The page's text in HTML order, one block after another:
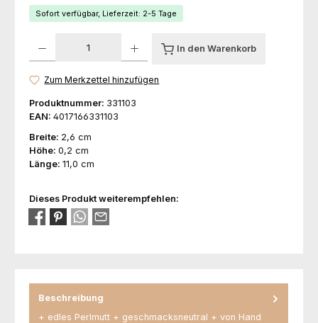
Sofort verfügbar, Lieferzeit: 2-5 Tage
In den Warenkorb
Zum Merkzettel hinzufügen
Produktnummer: 331103
EAN: 4017166331103
Breite: 2,6 cm
Höhe: 0,2 cm
Länge: 11,0 cm
Dieses Produkt weiterempfehlen:
Beschreibung
+ edles Perlmutt + geschmacksneutral + von Hand